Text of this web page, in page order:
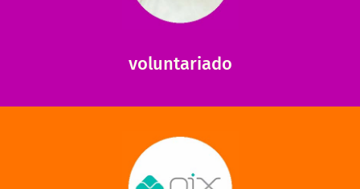
voluntariado
ajudar com certos assuntos. Entre em contato conosco e
saiba como nos ajudar.